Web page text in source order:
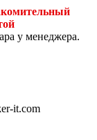
у менеджера.
it.com